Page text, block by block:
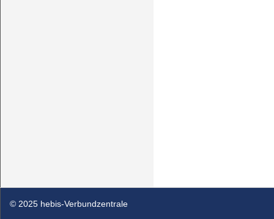
© 2025 hebis-Verbundzentrale